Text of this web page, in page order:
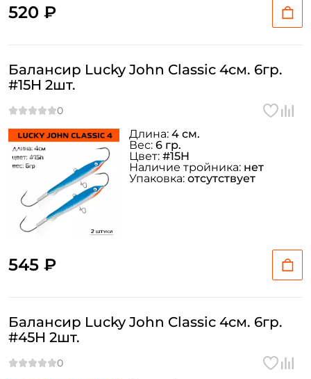
520 ₽
Балансир Lucky John Classic 4см. 6гр.
#15H 2шт.
545 ₽
Длина: 4 см.
Вес: 6 гр.
Цвет: #15H
Наличие тройника: нет
Упаковка: отсутствует
Балансир Lucky John Classic 4см. 6гр.
#45H 2шт.
Придумайте пароль: *
Заполняя данную форму вы соглашаетесь на обработку
У меня уже есть аккаунт